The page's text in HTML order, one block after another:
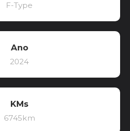
F-Type
Ano
2024
KMs
6745km